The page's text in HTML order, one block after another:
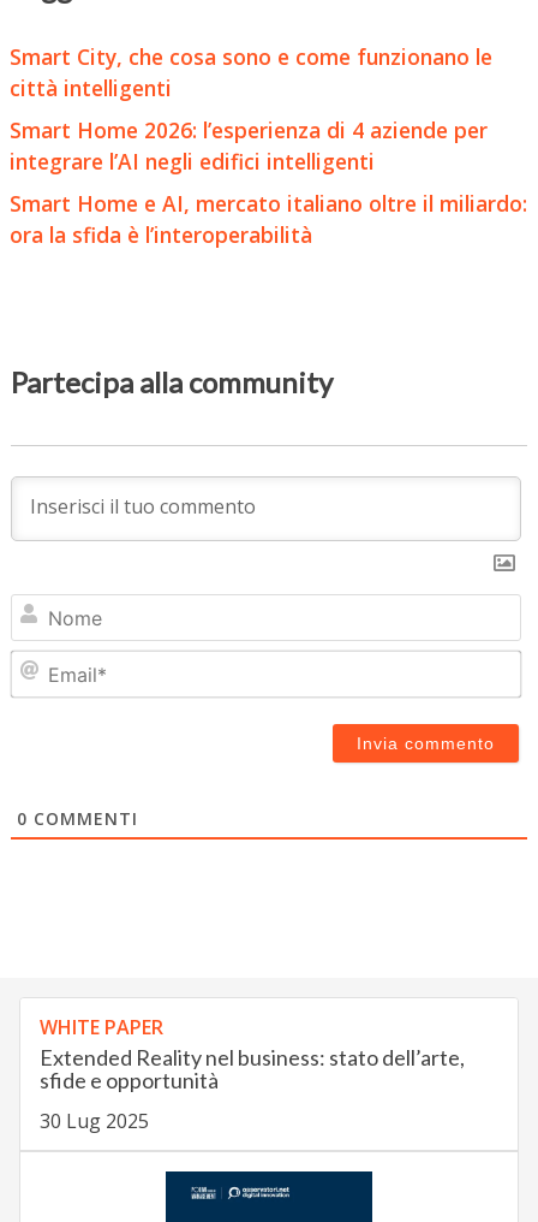
Smart City, che cosa sono e come funzionano le
città intelligenti
Smart Home 2026: l’esperienza di 4 aziende per
integrare l’AI negli edifici intelligenti
Smart Home e AI, mercato italiano oltre il miliardo:
ora la sfida è l’interoperabilità
Partecipa alla community
0 COMMENTI
WHITE PAPER
Extended Reality nel business: stato dell’arte,
sfide e opportunità
30 Lug 2025